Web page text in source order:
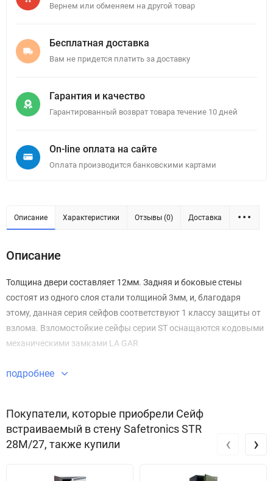
Вернем или обменяем на другой товар
Бесплатная доставка
Вам не придется платить за доставку
Гарантия и качество
Гарантированный возврат товара течение 10 дней
On-line оплата на сайте
Оплата производится банковскими картами
Описание Характеристики Отзывы (0) Доставка
Описание
Толщина двери составляет 12мм. Задняя и боковые стены
состоят из одного слоя стали толщиной 3мм, и, благодаря
этому, данная серия сейфов соответствуют 1 классу защиты от
взлома. Взломостойкие сейфы серии ST оснащаются кодовыми
механическими замками LA GAR
подробнее
Покупатели, которые приобрели Сейф
встраиваемый в стену Safetronics STR
28M/27, также купили
‹ ›